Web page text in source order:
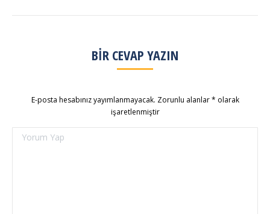
BIR CEVAP YAZIN
E-posta hesabınız yayımlanmayacak. Zorunlu alanlar* olarak
işaretlenmiştir
Yorum Yap